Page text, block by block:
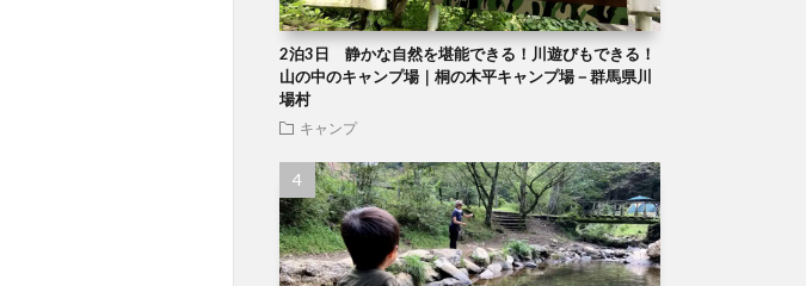
2泊3日 静かな自然を堪能できる！川遊びもできる！
山の中のキャンプ場｜桐の木平キャンプ場－群馬県川
場村
キャンプ